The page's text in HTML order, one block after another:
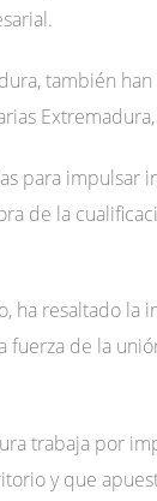
también
para impulsar
de la
ha resaltado la
de la
trabaja por
y que